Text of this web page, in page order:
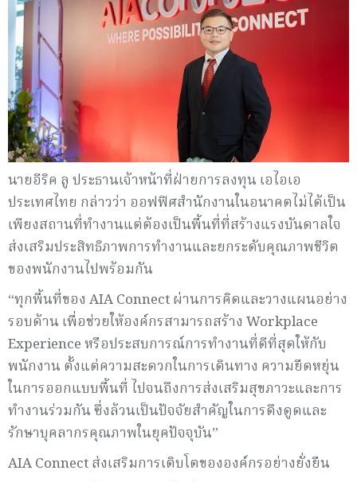
นายอีริค ลู ประธานเจ้าหน้าที่ฝ่ายการลงทุน เอไอเอ
ประเทศไทย กล่าวว่า ออฟฟิศสำนักงานในอนาคตไม่ได้เป็น
เพียงสถานที่ทำงานแต่ต้องเป็นพื้นที่ที่สร้างแรงบันดาลใจ
ส่งเสริมประสิทธิภาพการทำงานและยกระดับคุณภาพชีวิต
ของพนักงานไปพร้อมกัน
“ทุกพื้นที่ของ AIA Connect ผ่านการคิดและวางแผนอย่าง
รอบด้าน เพื่อช่วยให้องค์กรสามารถสร้าง Workplace
Experience หรือประสบการณ์การทำงานที่ดีที่สุดให้กับ
พนักงาน ตั้งแต่ความสะดวกในการเดินทาง ความยืดหยุ่น
ในการออกแบบพื้นที่ ไปจนถึงการส่งเสริมสุขภาวะและการ
ทำงานร่วมกัน ซึ่งล้วนเป็นปัจจัยสำคัญในการดึงดูดและ
รักษาบุคลากรคุณภาพในยุคปัจจุบัน”
AIA Connect ส่งเสริมการเติบโตขององค์กรอย่างยั่งยืน